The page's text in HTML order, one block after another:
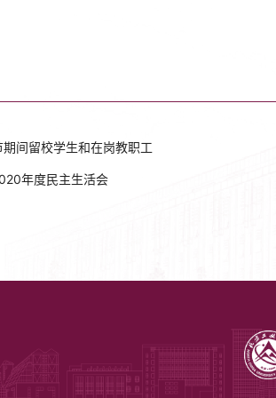
间留校学生和在岗教职工
年度民主生活会